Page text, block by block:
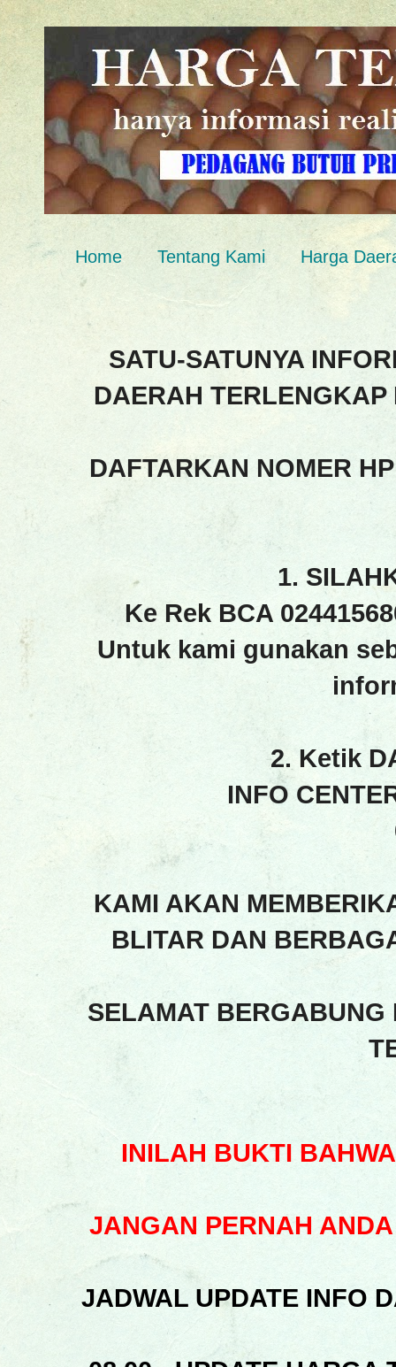
Home Tentang Kami Harga
SATU-SATUNYA
DAERAH TERLENGKAP
DAFTARKAN NOMER
1.
Ke Rek BCA
Untuk kami gunakan
2. Ketik
INFO
KAMI AKAN
BLITAR DAN
SELAMAT
INILAH BUKTI
JANGAN PERNAH
JADWAL UPDATE INFO